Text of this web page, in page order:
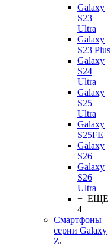
Galaxy
S23
Ultra
Galaxy
S23 Plus
Galaxy
S24
Ultra
Galaxy
S25
Ultra
Galaxy
S25FE
Galaxy
S26
Galaxy
S26
Ultra
+ ЕЩЕ
4
Смартфоны
серии Galaxy
Z